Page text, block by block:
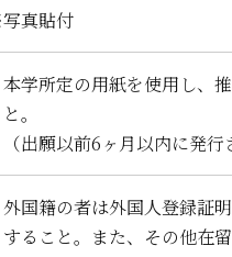
真貼付
本学所定の用紙を使用し、
と。
（出願以前6ヶ月以内に発
外国籍の者は外国人登録証
すること。また、その他在